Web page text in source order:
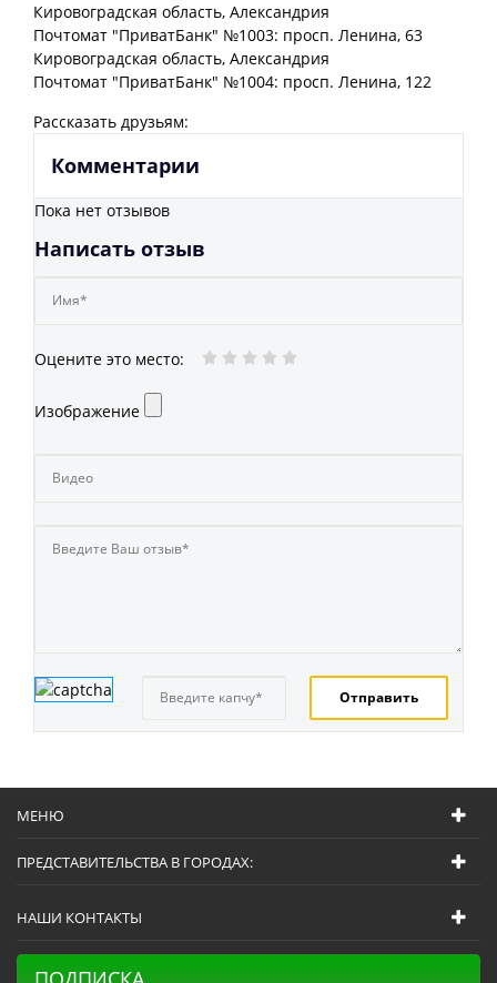
Кировоградская область, Александрия
Почтомат "ПриватБанк" №1003: просп. Ленина, 63
Кировоградская область, Александрия
Почтомат "ПриватБанк" №1004: просп. Ленина, 122
Рассказать друзьям:
Комментарии
Пока нет отзывов
Написать отзыв
Оцените это место:
Изображение
МЕНЮ
ПРЕДСТАВИТЕЛЬСТВА В ГОРОДАХ:
НАШИ КОНТАКТЫ